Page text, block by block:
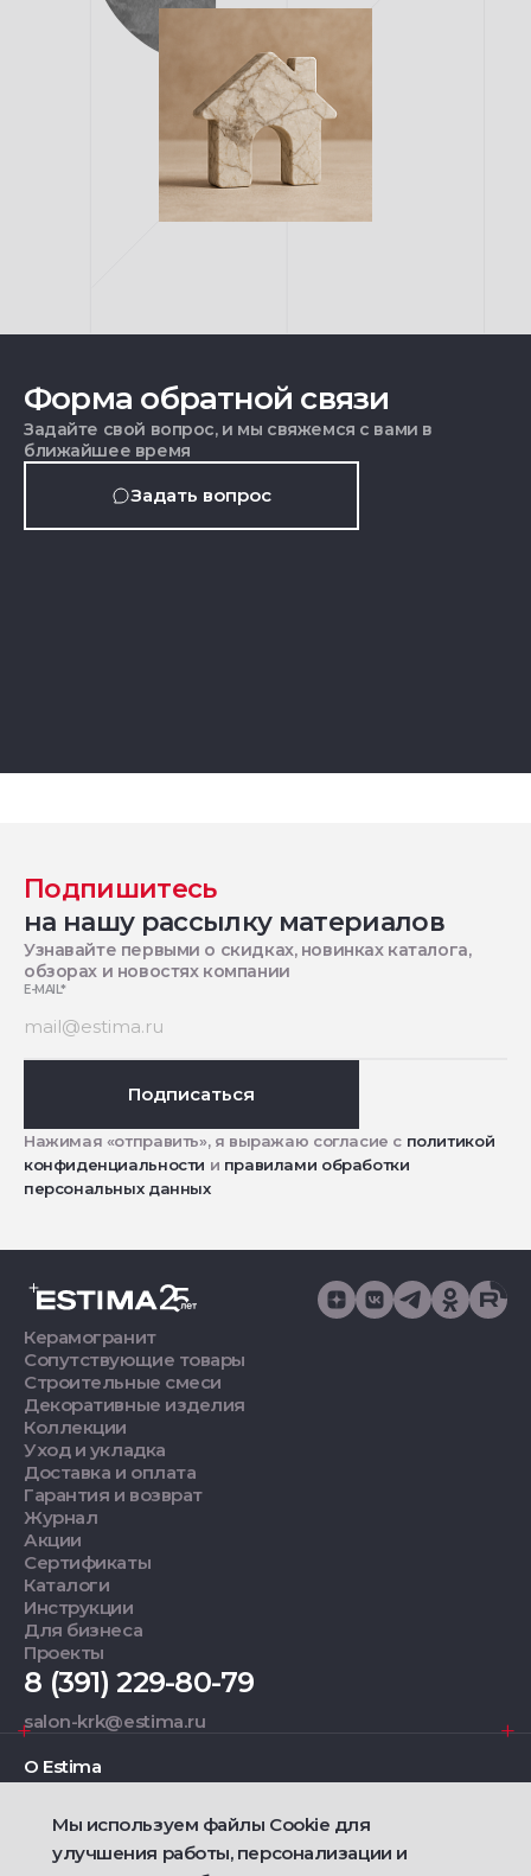
Форма обратной связи
Задайте свой вопрос, и мы свяжемся с вами в
ближайшее время
Задать вопрос
Подпишитесь
на нашу рассылку материалов
Узнавайте первыми о скидках, новинках каталога,
обзорах и новостях компании
E-MAIL*
Подписаться
Нажимая «отправить», я выражаю согласие с политикой
конфиденциальности и правилами обработки
персональных данных
Керамогранит
Сопутствующие товары
Строительные смеси
Декоративные изделия
Коллекции
Уход и укладка
Доставка и оплата
Гарантия и возврат
Журнал
Акции
Сертификаты
Каталоги
Инструкции
Для бизнеса
Проекты
8 (391) 229-80-79
salon-krk@estima.ru
О Estima
Дизайнерам
Мы используем файлы Cookie для
улучшения работы, персонализации и